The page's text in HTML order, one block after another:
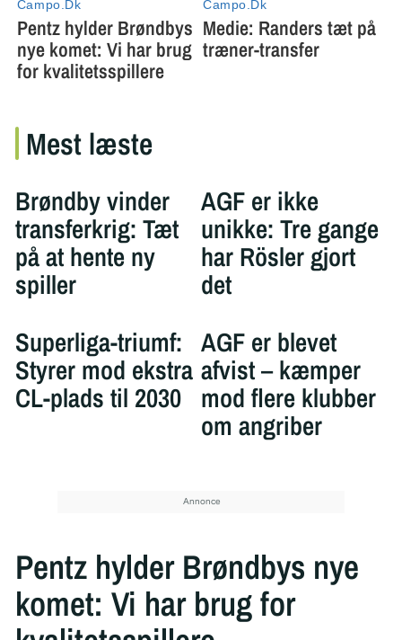
Mest læste
Brøndby vinder
transferkrig: Tæt
på at hente ny
spiller
AGF er ikke
unikke: Tre gange
har Rösler gjort
det
Superliga-triumf:
Styrer mod ekstra
CL-plads til 2030
AGF er blevet
afvist – kæmper
mod flere klubber
om angriber
Pentz hylder Brøndbys nye
komet: Vi har brug for